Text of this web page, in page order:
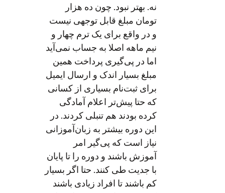
نه. بهتر نبود. چون ده هزار
تومان مبلغ قابل توجهی نیست
و در واقع برای یک ترم چهار و
نیم ماهه اصلا به جساب نمی‌آید
اما در پی‌گیری پرداخت همین
مبلغ بسیار اندک و ارسال ایمیل
برای ثبت‌نام بسیاری از کسانی
که حتا پیش‌تر اعلام آمادگی
کرده بودند هم تنبلی کردند. در
این دوره بیشتر به زبان‌آموزانی
نیاز است که پی‌گیر امر
آموزش باشند و دوره را تا پایان
با جدیت طی کنند. حتا اگر بسیار
کم باشند تا افراد زیادی باشند